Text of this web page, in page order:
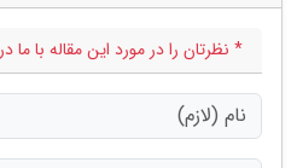
* نظرتان را در مورد این مقاله با ما